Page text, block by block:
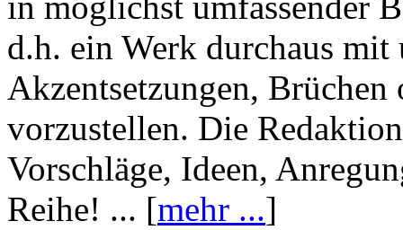
d.h. ein Werk durchaus mit
Akzentsetzungen, Brüchen
vorzustellen. Die
Vorschläge, Ideen,
Reihe! ... [mehr ...]